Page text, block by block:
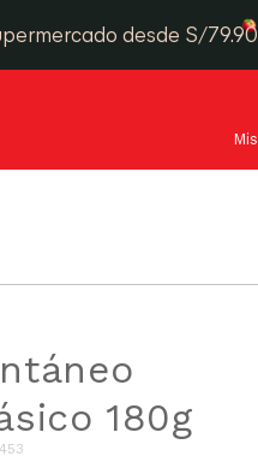
desde S/79.90
180g